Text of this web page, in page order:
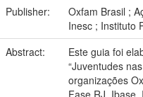
Publisher:
Oxfam Brasil ;
Inesc ; Instituto
Abstract:
Este guia foi
“Juventudes
organizações
Fase RJ, Ibase,